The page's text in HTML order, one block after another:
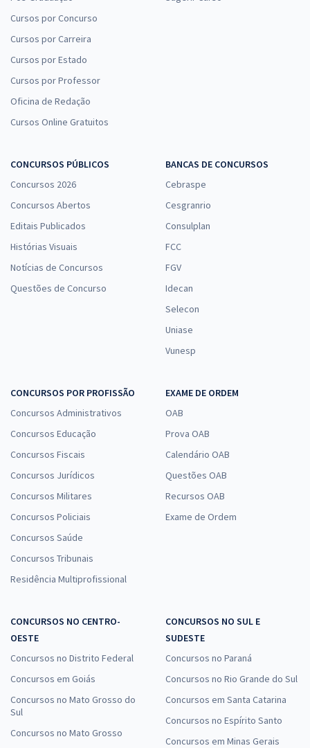
Cursos por Concurso
Cursos por Carreira
Cursos por Estado
Cursos por Professor
Oficina de Redação
Cursos Online Gratuitos
CONCURSOS PÚBLICOS
Concursos 2026
Concursos Abertos
Editais Publicados
Histórias Visuais
Notícias de Concursos
Questões de Concurso
BANCAS DE CONCURSOS
Cebraspe
Cesgranrio
Consulplan
FCC
FGV
Idecan
Selecon
Uniase
Vunesp
CONCURSOS POR PROFISSÃO
Concursos Administrativos
Concursos Educação
Concursos Fiscais
Concursos Jurídicos
Concursos Militares
Concursos Policiais
Concursos Saúde
Concursos Tribunais
Residência Multiprofissional
EXAME DE ORDEM
OAB
Prova OAB
Calendário OAB
Questões OAB
Recursos OAB
Exame de Ordem
CONCURSOS NO CENTRO-
OESTE
Concursos no Distrito Federal
Concursos em Goiás
Concursos no Mato Grosso do
Sul
Concursos no Mato Grosso
CONCURSOS NO SUL E
SUDESTE
Concursos no Paraná
Concursos no Rio Grande do Sul
Concursos em Santa Catarina
Concursos no Espírito Santo
Concursos em Minas Gerais